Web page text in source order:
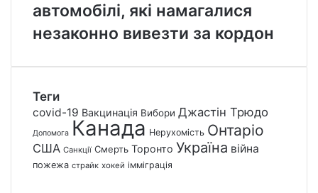
автомобілі, які намагалися
незаконно вивезти за кордон
Теги
covid-19 Вакцинація Вибори Джастін Трюдо
Допомога Канада Нерухомість Онтаріо
США Санкції Смерть Торонто Україна війна
пожежа страйк хокей імміграція